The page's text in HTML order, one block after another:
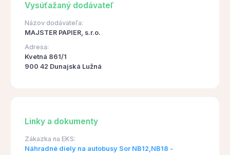
Vysúťažaný dodávateľ
Názov dodávateľa:
MAJSTER PAPIER, s.r.o.
Adresa:
Kvetná 861/1
900 42 Dunajská Lužná
Linky a dokumenty
Zákazka na EKS:
Náhradné diely na autobusy Sor NB12,NB18 -